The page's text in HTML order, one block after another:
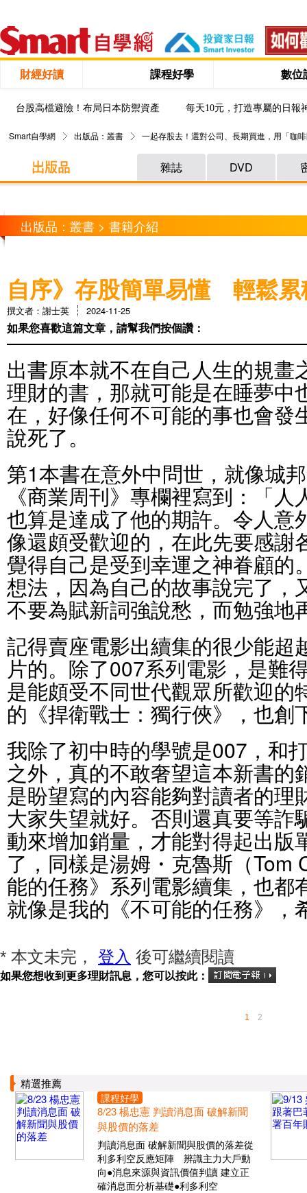
財經好讀 課程好學 數位
台股高檔避險！布局日本防禦資產 每天10元，打造專屬的日報
Smart自學網 出版品：叢書 一起存股去！選對公司、長期買進，用「咖
雜誌 DVD
出版品：叢書 > 書籍介紹
自序》存股簡單易懂 輕鬆累
撰文者：謝士英 2024-11-25
如果您喜歡這篇文章，請幫我們按個讚：
出書原本就不在自己人生的規畫
理財的書，那就可能是在睡夢中
在，好像任何不可能的事也會發
說死了。
第1本書在意外中問世，就像城
《商業周刊》專欄裡寫到：「
也算是達成了他的期許。令人意
像還頗受歡迎的，在此先要感謝
覺得自己是受到幸運之神眷顧的
想法，因為自己的故事說完了，
不要為賦新詞強說愁，而勉強地
記得賣座電影出續集的很少能超
片的。除了007系列電影，是難
是能頗受不同世代觀眾所歡迎的
的《捍衛戰士：獨行俠》，也創
我除了初中時的學號是007，和
之外，真的不敢奢望這本新書的
是盼望寫的內容能夠對讀者的理
大家失望就好。否則還真要等詐
動來增加銷量，才能對得起出版
了，同樣是湯姆・克魯斯（Tom
能的任務》系列電影續集，也都
就像是我的《不可能的任務》，
* 本文未完， 登入 後可繼續閱讀
如果您想收到更多理財訊息，您可以按此：
1 2
精選推薦
課程好學
8/23 楊忠憲 判讀消息面 破解新聞
與股價的落差
判讀消息面 破解新聞與股價的落差從
利多利空反應矩陣 辨識主力大戶動
向●消息來源與資訊價值判讀 建立正
確消息面分析基礎●利多利空